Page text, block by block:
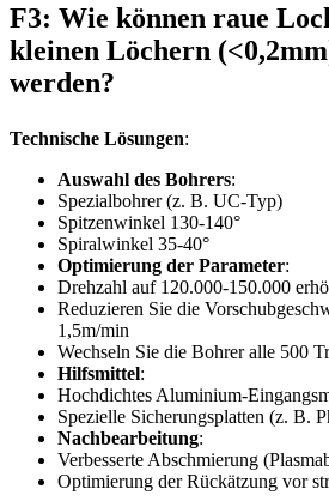
F3: Wie können raue
kleinen Löchern
werden?
Technische Lösungen:
Auswahl des Bohrers:
Spezialbohrer (z. B. UC-Typ)
Spitzenwinkel 130-140°
Spiralwinkel 35-40°
Optimierung der Parameter:
Drehzahl auf 120.000-150.000
Reduzieren Sie die
1,5m/min
Wechseln Sie die Bohrer alle 500
Hilfsmittel:
Hochdichtes Aluminium-
Spezielle Sicherungsplatten (z. B.
Nachbearbeitung:
Verbesserte Abschmierung
Optimierung der Rückätzung vor